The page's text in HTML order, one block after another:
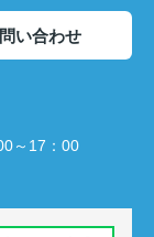
い合わせ
～17：00